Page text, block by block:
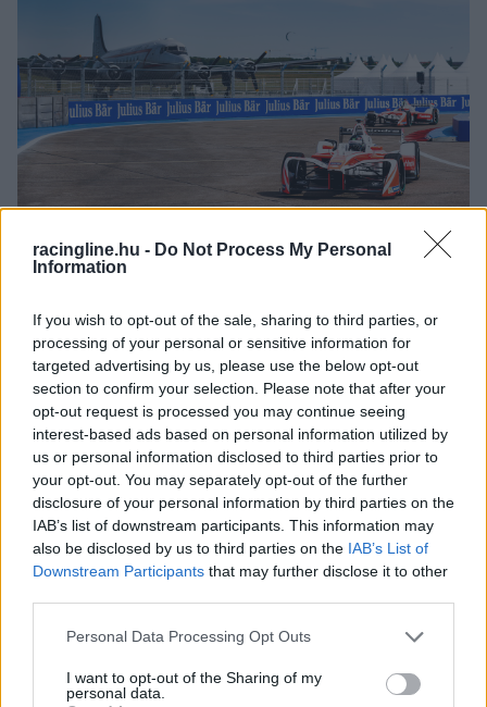
racingline.hu - Do Not Process My Personal
Information
If you wish to opt-out of the sale, sharing to third parties, or
processing of your personal or sensitive information for
targeted advertising by us, please use the below opt-out
section to confirm your selection. Please note that after your
opt-out request is processed you may continue seeing
interest-based ads based on personal information utilized by
us or personal information disclosed to third parties prior to
your opt-out. You may separately opt-out of the further
disclosure of your personal information by third parties on the
IAB’s list of downstream participants. This information may
also be disclosed by us to third parties on the IAB’s List of
Downstream Participants that may further disclose it to other
Please note that this website/app uses one or more Google
not limited to your visit or usage behaviour. You may click to
grant or deny consent to Google and its third-party tags to
Personal Data Processing Opt Outs
I want to opt-out of the Sharing of my
personal data.
Svéd és indiai himnusz szólt a
Felix Rosenqvist első Formula E győzelmét szerezte meg ma a
Berlin ePrix első futamán. A Mahindra versenyzője azonnal
megelőzte a második helyről induló Jose Maria Lopezt, mivel
annak igencsak gyengén sikerült a rajtja, és még autócserék
előtt megelőzte a pole-ból induló Lucas di Grassit is, aki így a
második helyen ért célba. A dobogó harmadik [&hellip;]